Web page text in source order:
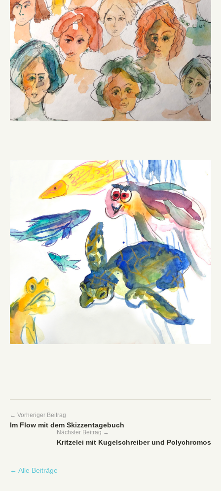
← Vorheriger Beitrag
Im Flow mit dem Skizzentagebuch
Nächster Beitrag →
Kritzelei mit Kugelschreiber und Polychromos
← Alle Beiträge